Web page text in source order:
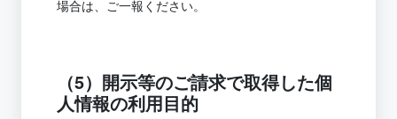
場合は、ご一報ください。
（5）開示等のご請求で取得した個
人情報の利用目的